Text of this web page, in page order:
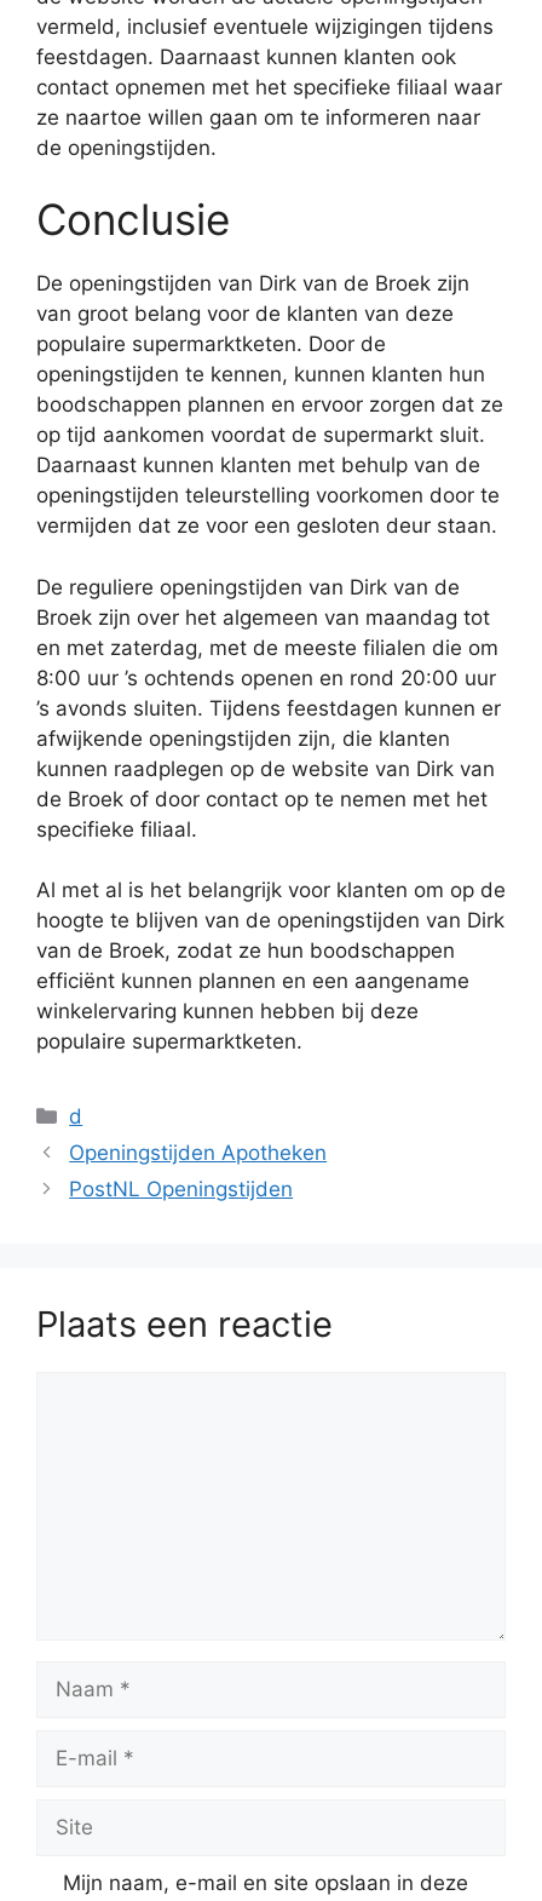
vermeld, inclusief eventuele wijzigingen tijdens
feestdagen. Daarnaast kunnen klanten ook
contact opnemen met het specifieke filiaal waar
ze naartoe willen gaan om te informeren naar
de openingstijden.
Conclusie
De openingstijden van Dirk van de Broek zijn
van groot belang voor de klanten van deze
populaire supermarktketen. Door de
openingstijden te kennen, kunnen klanten hun
boodschappen plannen en ervoor zorgen dat ze
op tijd aankomen voordat de supermarkt sluit.
Daarnaast kunnen klanten met behulp van de
openingstijden teleurstelling voorkomen door te
vermijden dat ze voor een gesloten deur staan.
De reguliere openingstijden van Dirk van de
Broek zijn over het algemeen van maandag tot
en met zaterdag, met de meeste filialen die om
8:00 uur ’s ochtends openen en rond 20:00 uur
’s avonds sluiten. Tijdens feestdagen kunnen er
afwijkende openingstijden zijn, die klanten
kunnen raadplegen op de website van Dirk van
de Broek of door contact op te nemen met het
specifieke filiaal.
Al met al is het belangrijk voor klanten om op de
hoogte te blijven van de openingstijden van Dirk
van de Broek, zodat ze hun boodschappen
efficiënt kunnen plannen en een aangename
winkelervaring kunnen hebben bij deze
populaire supermarktketen.
Categorieën
d
Openingstijden Apotheken
PostNL Openingstijden
Plaats een reactie
Naam
Site
Mijn naam, e-mail en site opslaan in deze